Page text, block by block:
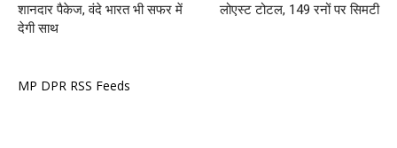
शानदार पैकेज, वंदे भारत भी सफर में
देगी साथ
लोएस्ट टोटल, 149 रनों पर सिमटी
MP DPR RSS Feeds